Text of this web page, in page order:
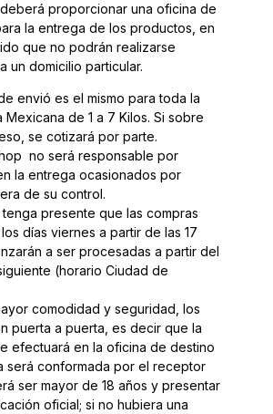
proporcionar una oficina de
la entrega de los productos, en
que no podrán realizarse
un domicilio particular.
envió es el mismo para toda la
Mexicana de 1 a 7 Kilos. Si sobre
se cotizará por parte.
no será responsable por
la entrega ocasionados por
de su control.
presente que las compras
días viernes a partir de las 17
a ser procesadas a partir del
(horario Ciudad de
comodidad y seguridad, los
puerta a puerta, es decir que la
efectuará en la oficina de destino
será conformada por el receptor
ser mayor de 18 años y presentar
oficial; si no hubiera una